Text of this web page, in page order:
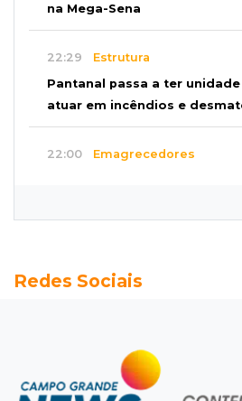
na Mega-Sena
22:29 Estrutura
Pantanal passa a ter
atuar em incêndios e
22:00 Emagrecedores
Granizo danifica telhados e
Agregado
Inter perde para o
quartas da Copa do Brasil
Redes Sociais